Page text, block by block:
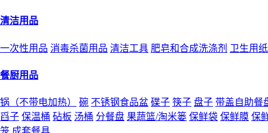
清洁用品
一次性用品 消毒杀菌用品 清洁工具 肥皂和合成洗涤剂 卫生用
餐厨用品
锅（不带电加热） 碗 不锈钢食品盆 碟子 筷子 盘子 带盖自助餐
舀子 保温桶 砧板 汤桶 分餐盘 果蔬篮/淘米篓 保鲜袋 保鲜膜 保